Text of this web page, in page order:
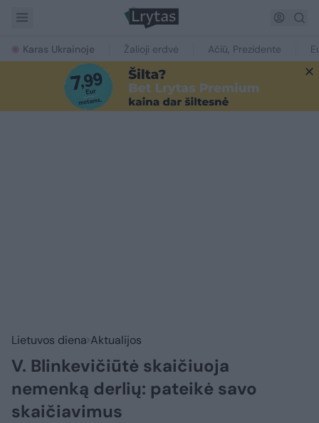
Karas Ukrainoje Žalioji erdvė Ačiū, Prezidente
Lietuvos diena Aktualijos
V. Blinkevičiūtė skaičiuoja
nemenką derlių: pateikė savo
skaičiavimus